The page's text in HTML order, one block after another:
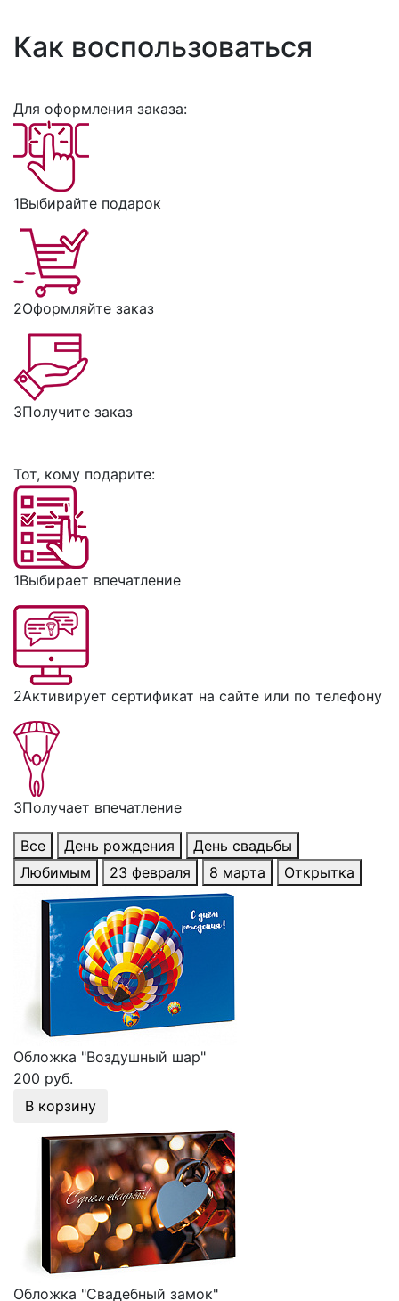
Как воспользоваться
Для оформления заказа:
1Выбирайте подарок
2Оформляйте заказ
3Получите заказ
Тот, кому подарите:
1Выбирает впечатление
2Активирует сертификат на сайте или по телефону
3Получает впечатление
Все День рождения
День свадьбы
Любимым
23 февраля 8 марта Открытка
Обложка "Воздушный шар"
200 руб.
В корзину
Обложка "Свадебный замок"